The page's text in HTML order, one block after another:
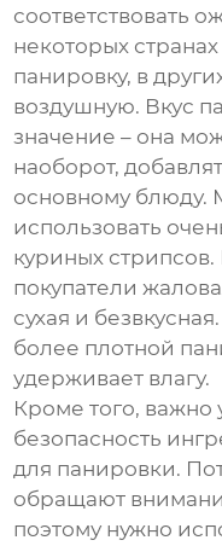
соответствовать
некоторых
панировку, в
воздушную. Вкус
значение – она
наоборот,
основному блюду.
использовать
куриных
покупатели
сухая и
более плотной
удерживает влагу.
Кроме того, важно
безопасность
для панировки.
обращают
поэтому нужно